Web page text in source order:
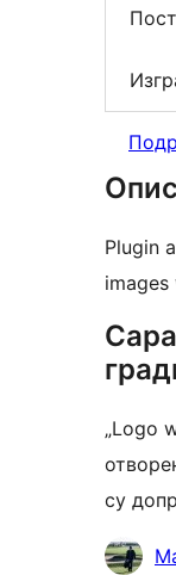
Опис
Plugin
images
„Logo
су